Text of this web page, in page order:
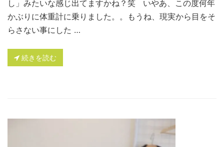
し」みたいな感じ出てますかね？笑 いやあ、この度何年
かぶりに体重計に乗りました。。もうね、現実から目をそ
らさない事にした …
続きを読む